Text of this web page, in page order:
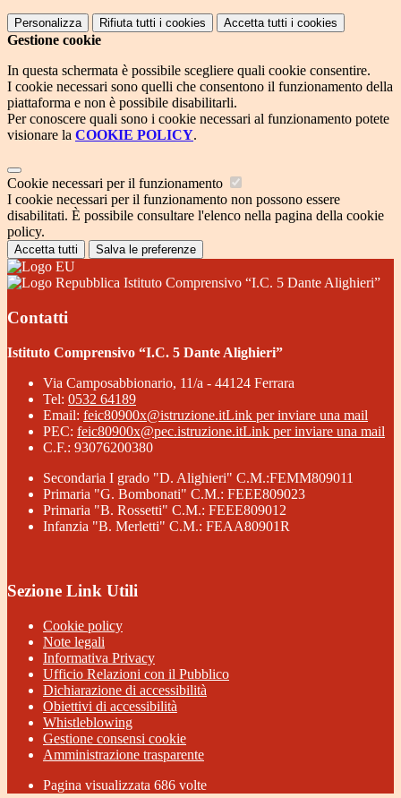
Personalizza Rifiuta tutti i cookies Accetta tutti i cookies
Gestione cookie
In questa schermata è possibile scegliere quali cookie consentire.
I cookie necessari sono quelli che consentono il funzionamento della
piattaforma e non è possibile disabilitarli.
Per conoscere quali sono i cookie necessari al funzionamento potete
visionare la COOKIE POLICY.
Cookie necessari per il funzionamento
I cookie necessari per il funzionamento non possono essere
disabilitati. È possibile consultare l'elenco nella pagina della cookie
policy.
Accetta tutti Salva le preferenze
Istituto Comprensivo “I.C. 5 Dante Alighieri”
Contatti
Istituto Comprensivo “I.C. 5 Dante Alighieri”
Via Camposabbionario, 11/a - 44124 Ferrara
Tel: 0532 64189
Email: feic80900x@istruzione.itLink per inviare una mail
PEC: feic80900x@pec.istruzione.itLink per inviare una mail
C.F.: 93076200380
Secondaria I grado "D. Alighieri" C.M.:FEMM809011
Primaria "G. Bombonati" C.M.: FEEE809023
Primaria "B. Rossetti" C.M.: FEEE809012
Infanzia "B. Merletti" C.M.: FEAA80901R
Sezione Link Utili
Cookie policy
Note legali
Informativa Privacy
Ufficio Relazioni con il Pubblico
Dichiarazione di accessibilità
Obiettivi di accessibilità
Whistleblowing
Gestione consensi cookie
Amministrazione trasparente
Pagina visualizzata 686 volte